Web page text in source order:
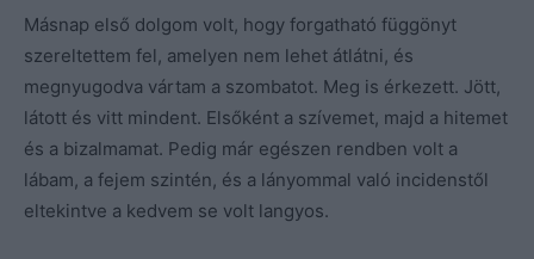
Másnap első dolgom volt, hogy forgatható függönyt
szereltettem fel, amelyen nem lehet átlátni, és
megnyugodva vártam a szombatot. Meg is érkezett. Jött,
látott és vitt mindent. Elsőként a szívemet, majd a hitemet
és a bizalmamat. Pedig már egészen rendben volt a
lábam, a fejem szintén, és a lányommal való incidenstől
eltekintve a kedvem se volt langyos.